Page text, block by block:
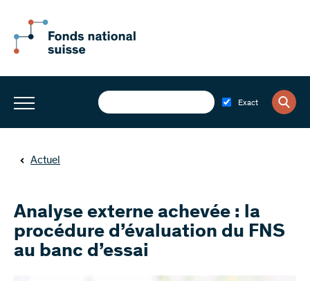
Exact
Actuel
Analyse externe achevée : la
procédure d’évaluation du FNS
au banc d’essai